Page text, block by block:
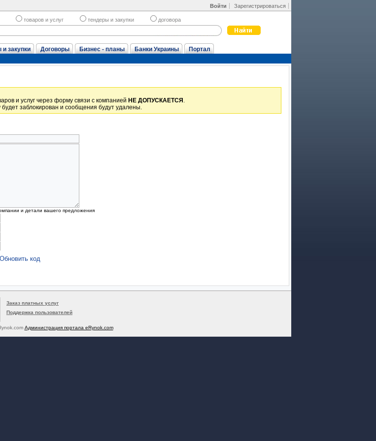
Войти Зарегистрироваться
товаров и услуг тендеры и закупки договора
закупки Договоры Бизнес - планы Банки Украины Портал
и услуг через форму связи с компанией НЕ ДОПУСКАЕТСЯ .
заблокирован и сообщения будут удалены.
и детали вашего предложения
Обновить код
Заказ платных услуг
Поддержка пользователей
Администрация портала eRynok.com